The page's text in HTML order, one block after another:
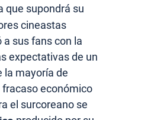
que supondrá su
cineastas
sus fans con la
expectativas de un
la mayoría de
económico
el surcoreano se